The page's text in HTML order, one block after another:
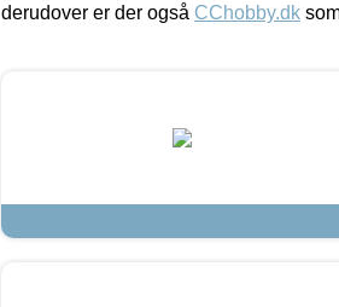
derudover er der også CChobby.dk